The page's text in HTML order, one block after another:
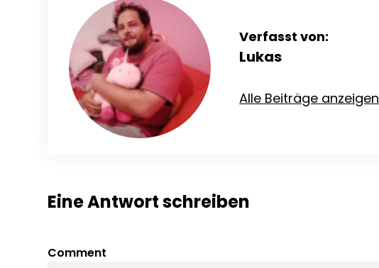
Verfasst von:
Lukas
Alle Beiträge anzeigen
Eine Antwort schreiben
Comment